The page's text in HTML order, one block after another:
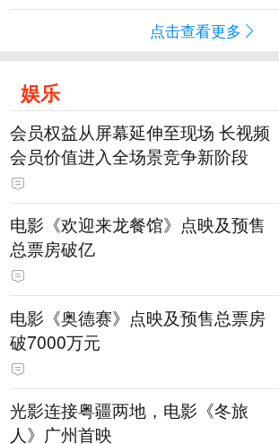
点击查看更多
娱乐
会员权益从屏幕延伸至现场 长视频
会员价值进入全场景竞争新阶段
电影《欢迎来龙餐馆》点映及预售
总票房破亿
电影《奥德赛》点映及预售总票房
破7000万元
光影连接粤疆两地，电影《冬旅
人》广州首映